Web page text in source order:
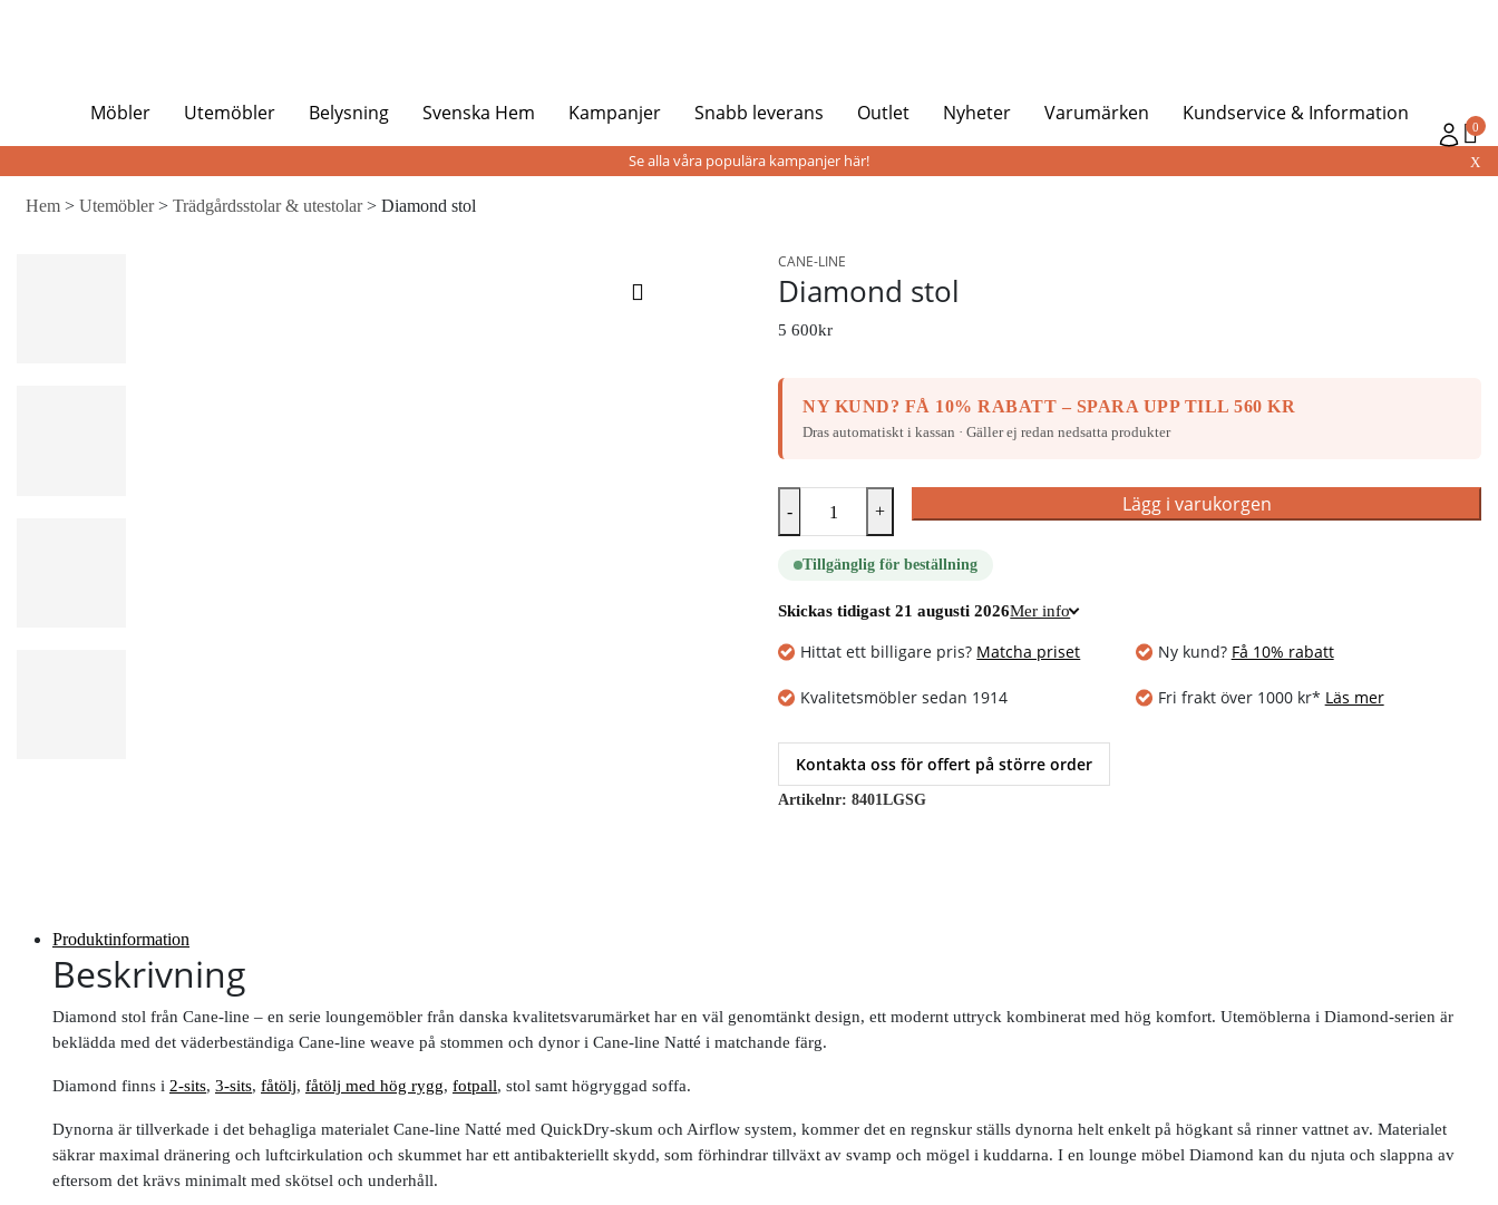
0
Möbler Utemöbler Belysning Svenska Hem Kampanjer Snabb leverans Outlet Nyheter Varumärken Kundservice & Information
Se alla våra populära kampanjer här! X
Hem > Utemöbler> Trädgårdsstolar & utestolar> Diamond stol
CANE-LINE
Diamond stol
5 600kr
NY KUND? FÅ 10% RABATT – SPARA UPP TILL 560 KR
Dras automatiskt i kassan · Gäller ej redan nedsatta produkter
- + Lägg i varukorgen
Tillgänglig för beställning
Skickas tidigast 21 augusti 2026Mer info
Hittat ett billigare pris? Matcha priset Ny kund? Få 10% rabatt
Kvalitetsmöbler sedan 1914 Fri frakt över 1000 kr* Läs mer
Kontakta oss för offert på större order
Artikelnr:8401LGSG
Produktinformation
Beskrivning
Diamond stol från Cane-line – en serie loungemöbler från danska kvalitetsvarumärket har en väl genomtänkt design, ett modernt uttryck kombinerat med hög komfort. Utemöblerna i Diamond-serien är
beklädda med det väderbeständiga Cane-line weave på stommen och dynor i Cane-line Natté i matchande färg.
Diamond finns i 2-sits, 3-sits, fåtölj, fåtölj med hög rygg, fotpall, stol samt högryggad soffa.
Dynorna är tillverkade i det behagliga materialet Cane-line Natté med QuickDry-skum och Airflow system, kommer det en regnskur ställs dynorna helt enkelt på högkant så rinner vattnet av. Materialet
säkrar maximal dränering och luftcirkulation och skummet har ett antibakteriellt skydd, som förhindrar tillväxt av svamp och mögel i kuddarna. I en lounge möbel Diamond kan du njuta och slappna av
eftersom det krävs minimalt med skötsel och underhåll.